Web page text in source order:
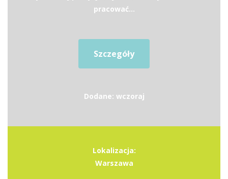
pracować...
Szczegóły
Dodane: wczoraj
Lokalizacja:
Warszawa